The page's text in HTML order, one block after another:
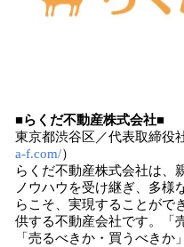
■らくだ不動産株式会社■
東京都渋谷区／代表取締役
a-f.com/）
らくだ不動産株式会社は、
ノウハウを受け継ぎ、多様
らこそ、実現することがで
供する不動産会社です。「
「売るべきか・買うべき